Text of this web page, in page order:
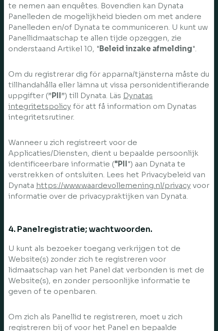
te nemen aan enquêtes. Bovendien kan Dynata
Panelleden de mogelijkheid bieden om met andere
Panelleden en/of Dynata te communiceren. U kunt uw
Panellidmaatschap te allen tijde opzeggen, zie
onderstaand Artikel 10, "Beleid inzake afmelding".
Om du registrerar dig för apparna/tjänsterna måste du
tillhandahålla eller lämna ut vissa personidentifierande
uppgifter (”PII”) till Dynata. Läs Dynatas
integritetspolicy för att få information om Dynatas
integritetsrutiner.
Wanneer u zich registreert voor de
Applicaties/Diensten, dient u bepaalde persoonlijk
identificeerbare informatie ("PII") aan Dynata te
verstrekken of ontsluiten. Lees het Privacybeleid van
Dynata https://www.waardevollemening.nl/privacy voor
informatie over de privacypraktijken van Dynata.
4. Panelregistratie; wachtwoorden.
U kunt als bezoeker toegang verkrijgen tot de
Website(s) zonder zich te registreren voor
lidmaatschap van het Panel dat verbonden is met de
Website(s), en zonder persoonlijke informatie te
geven of te openbaren.
Om zich als Panellid te registreren, moet u zich
registreren bij of voor het Panel en bepaalde